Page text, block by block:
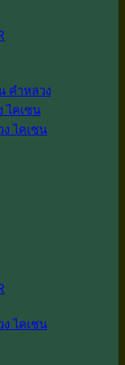
คำหลวง
ไคเซน
ไคเซน
ไคเซน